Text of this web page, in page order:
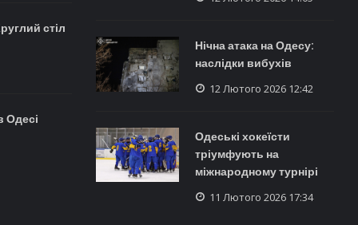
стіл
Одесі
Нічна атака на Одесу:
наслідки вибухів
12 Лютого 2026 12:42
Одеські хокеїсти
тріумфують на
міжнародному турнірі
11 Лютого 2026 17:34